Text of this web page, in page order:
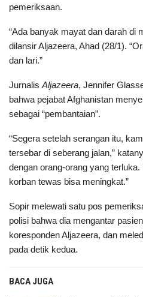
pemeriksaan.
“Ada banyak mayat dan darah di
dilansir Aljazeera, Ahad (28/1).
dan lari.”
Jurnalis Aljazeera, Jennifer
bahwa pejabat Afghanistan
sebagai “pembantaian”.
“Segera setelah serangan itu,
tersebar di seberang jalan,”
dengan orang-orang yang
korban tewas bisa meningkat.”
Sopir melewati satu pos
polisi bahwa dia mengantar
koresponden Aljazeera, dan
pada detik kedua.
BACA JUGA